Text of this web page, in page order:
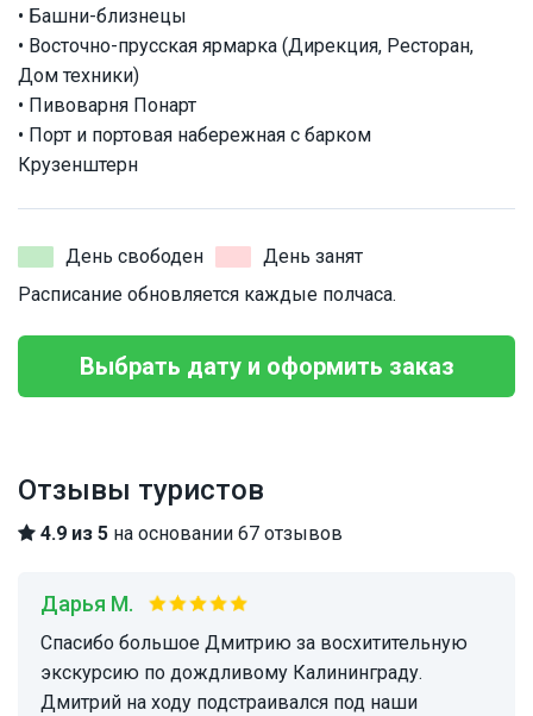
• Башни-близнецы
• Восточно-прусская ярмарка (Дирекция, Ресторан,
Дом техники)
• Пивоварня Понарт
• Порт и портовая набережная с барком
Крузенштерн
День свободен
День занят
Расписание обновляется каждые полчаса.
Выбрать дату и оформить заказ
Отзывы туристов
4.9 из 5 на основании 67 отзывов
Дарья М.
Спасибо большое Дмитрию за восхитительную
экскурсию по дождливому Калининграду.
Дмитрий на ходу подстраивался под наши